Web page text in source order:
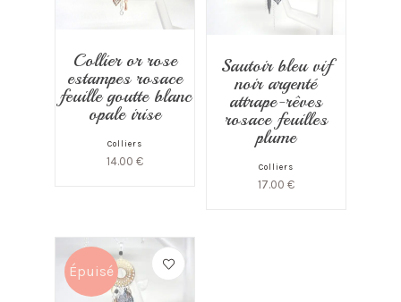
Collier or rose
estampes rosace
feuille goutte blanc
opale irise
Colliers
14.00 €
Sautoir bleu vif
noir argenté
attrape-rêves
rosace feuilles
plume
Colliers
17.00 €
Épuisé